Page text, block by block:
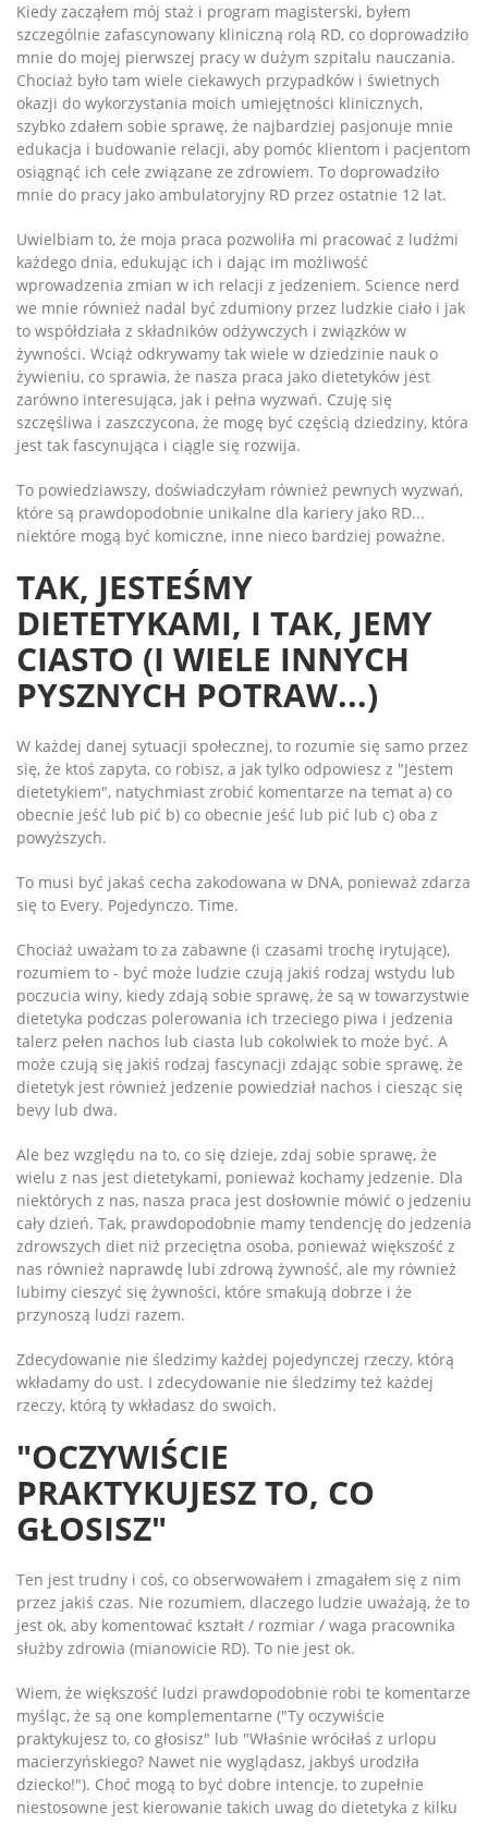
Kiedy zacząłem mój staż i program magisterski, byłem
szczególnie zafascynowany kliniczną rolą RD, co doprowadziło
mnie do mojej pierwszej pracy w dużym szpitalu nauczania.
Chociaż było tam wiele ciekawych przypadków i świetnych
okazji do wykorzystania moich umiejętności klinicznych,
szybko zdałem sobie sprawę, że najbardziej pasjonuje mnie
edukacja i budowanie relacji, aby pomóc klientom i pacjentom
osiągnąć ich cele związane ze zdrowiem. To doprowadziło
mnie do pracy jako ambulatoryjny RD przez ostatnie 12 lat.
Uwielbiam to, że moja praca pozwoliła mi pracować z ludźmi
każdego dnia, edukując ich i dając im możliwość
wprowadzenia zmian w ich relacji z jedzeniem. Science nerd
we mnie również nadal być zdumiony przez ludzkie ciało i jak
to współdziała z składników odżywczych i związków w
żywności. Wciąż odkrywamy tak wiele w dziedzinie nauk o
żywieniu, co sprawia, że nasza praca jako dietetyków jest
zarówno interesująca, jak i pełna wyzwań. Czuję się
szczęśliwa i zaszczycona, że mogę być częścią dziedziny, która
jest tak fascynująca i ciągle się rozwija.
To powiedziawszy, doświadczyłam również pewnych wyzwań,
które są prawdopodobnie unikalne dla kariery jako RD...
niektóre mogą być komiczne, inne nieco bardziej poważne.
TAK, JESTEŚMY
DIETETYKAMI, I TAK, JEMY
CIASTO (I WIELE INNYCH
PYSZNYCH POTRAW...)
W każdej danej sytuacji społecznej, to rozumie się samo przez
się, że ktoś zapyta, co robisz, a jak tylko odpowiesz z "Jestem
dietetykiem", natychmiast zrobić komentarze na temat a) co
obecnie jeść lub pić b) co obecnie jeść lub pić lub c) oba z
powyższych.
To musi być jakaś cecha zakodowana w DNA, ponieważ zdarza
się to Every. Pojedynczo. Time.
Chociaż uważam to za zabawne (i czasami trochę irytujące),
rozumiem to - być może ludzie czują jakiś rodzaj wstydu lub
poczucia winy, kiedy zdają sobie sprawę, że są w towarzystwie
dietetyka podczas polerowania ich trzeciego piwa i jedzenia
talerz pełen nachos lub ciasta lub cokolwiek to może być. A
może czują się jakiś rodzaj fascynacji zdając sobie sprawę, że
dietetyk jest również jedzenie powiedział nachos i ciesząc się
bevy lub dwa.
Ale bez względu na to, co się dzieje, zdaj sobie sprawę, że
wielu z nas jest dietetykami, ponieważ kochamy jedzenie. Dla
niektórych z nas, nasza praca jest dosłownie mówić o jedzeniu
cały dzień. Tak, prawdopodobnie mamy tendencję do jedzenia
zdrowszych diet niż przeciętna osoba, ponieważ większość z
nas również naprawdę lubi zdrową żywność, ale my również
lubimy cieszyć się żywności, które smakują dobrze i że
przynoszą ludzi razem.
Zdecydowanie nie śledzimy każdej pojedynczej rzeczy, którą
wkładamy do ust. I zdecydowanie nie śledzimy też każdej
rzeczy, którą ty wkładasz do swoich.
"OCZYWIŚCIE
PRAKTYKUJESZ TO, CO
GŁOSISZ"
Ten jest trudny i coś, co obserwowałem i zmagałem się z nim
przez jakiś czas. Nie rozumiem, dlaczego ludzie uważają, że to
jest ok, aby komentować kształt / rozmiar / waga pracownika
służby zdrowia (mianowicie RD). To nie jest ok.
Wiem, że większość ludzi prawdopodobnie robi te komentarze
myśląc, że są one komplementarne ("Ty oczywiście
praktykujesz to, co głosisz" lub "Właśnie wróciłaś z urlopu
macierzyńskiego? Nawet nie wyglądasz, jakbyś urodziła
dziecko!"). Choć mogą to być dobre intencje, to zupełnie
niestosowne jest kierowanie takich uwag do dietetyka z kilku